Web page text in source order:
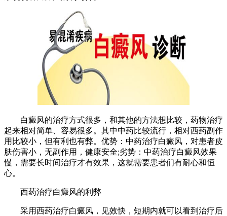
白癜风的治疗方式很多，和其他的方法想比较，药物治疗
起来相对简单、容易很多。其中中药比较流行，相对西药副作
用比较小，但有利也有弊。优势：中药治疗白癜风，对患者皮
肤伤害小，无副作用，健康安全;劣势：中药治疗白癜风效果
慢，需要长时间治疗才有效果，这就需要患者们有耐心和恒
心。
西药治疗白癜风的利弊
采用西药治疗白癜风，见效快，短期内就可以看到治疗后